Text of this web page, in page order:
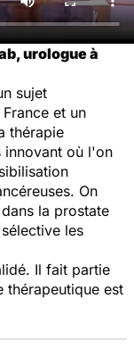
urologue à
sujet
et un
thérapie
innovant où l'on
On
la prostate
les
Il fait partie
thérapeutique est